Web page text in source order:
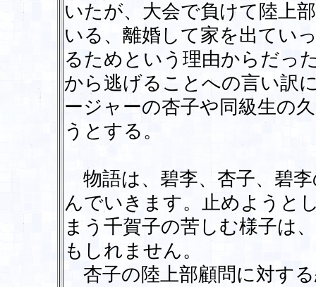
いたが、大会で負けて陸上
いる、離婚して家を出てい
るためという理由からだっ
から逃げることへの言い訳
ージャーの杏子や同級生の
うとする。
物語は、碧李、杏子、碧
んでいきます。止めようと
まう千賀子の苦しむ様子は
もしれません。
杏子の陸上部顧問に対す